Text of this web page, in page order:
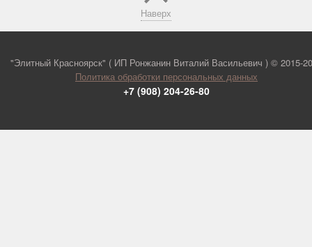
Наверх
"Элитный Красноярск" ( ИП Ронжанин Виталий Васильевич ) © 2015-
Политика обработки персональных данных
+7 (908) 204-26-80